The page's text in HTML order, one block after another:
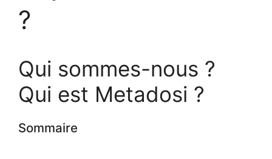
?
Qui sommes-nous ?
Qui est Metadosi ?
Sommaire